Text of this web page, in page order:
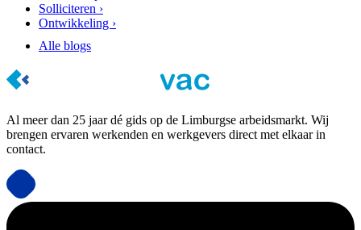
Solliciteren ›
Ontwikkeling ›
Alle blogs
Al meer dan 25 jaar dé gids op de Limburgse arbeidsmarkt. Wij
brengen ervaren werkenden en werkgevers direct met elkaar in
contact.